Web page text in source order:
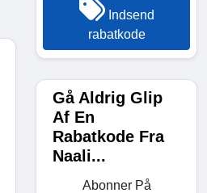
Indsend
rabatkode
Gå Aldrig Glip
Af En
Rabatkode Fra
Naali...
Abonner På